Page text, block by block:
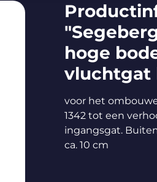
hoge
vluchtgat
voor het
1342 tot een
ingangsgat.
ca. 10 cm